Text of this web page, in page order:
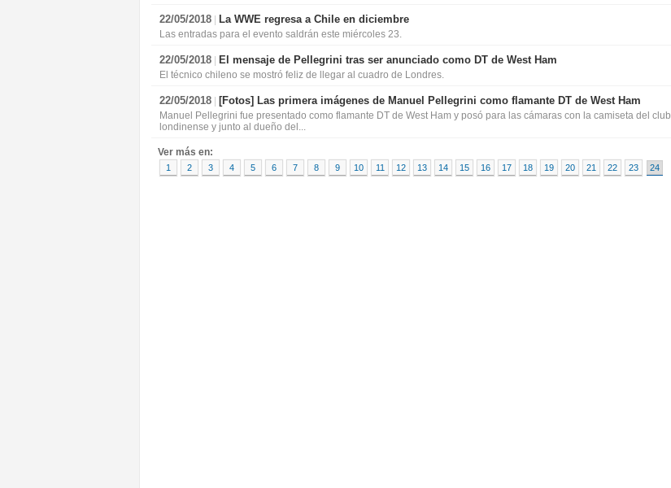
22/05/2018 La WWE regresa a Chile en diciembre
Las entradas para el evento saldrán este miércoles 23.
22/05/2018 El mensaje de Pellegrini tras ser anunciado como DT de West Ham
El técnico chileno se mostró feliz de llegar al cuadro de Londres.
22/05/2018 [Fotos] Las primera imágenes de Manuel Pellegrini como flamante DT de West Ham
Manuel Pellegrini fue presentado como flamante DT de West Ham y posó para las cámaras con la camiseta del club
londinense y junto al dueño del...
Ver más en:
1 2 3 4 5 6 7 8 9 10 11 12 13 14 15 16 17 18 19 20 21 22 23 24